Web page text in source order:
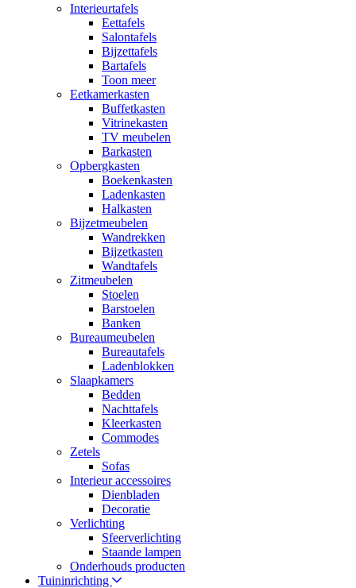
Interieurtafels
Eettafels
Salontafels
Bijzettafels
Bartafels
Toon meer
Eetkamerkasten
Buffetkasten
Vitrinekasten
TV meubelen
Barkasten
Opbergkasten
Boekenkasten
Ladenkasten
Halkasten
Bijzetmeubelen
Wandrekken
Bijzetkasten
Wandtafels
Zitmeubelen
Stoelen
Barstoelen
Banken
Bureaumeubelen
Bureautafels
Ladenblokken
Slaapkamers
Bedden
Nachttafels
Kleerkasten
Commodes
Zetels
Sofas
Interieur accessoires
Dienbladen
Decoratie
Verlichting
Sfeerverlichting
Staande lampen
Onderhouds producten
Tuininrichting